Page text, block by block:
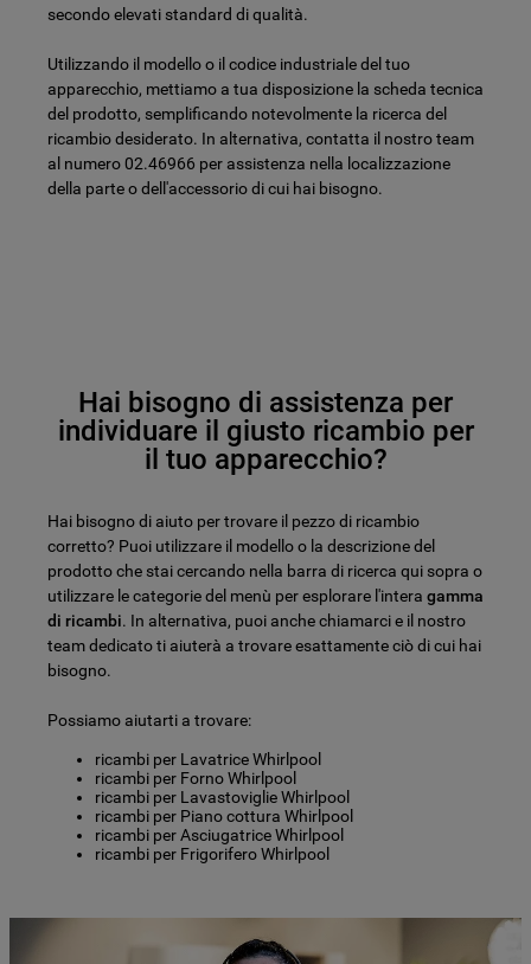
secondo elevati standard di qualità.
Utilizzando il modello o il codice industriale del tuo
apparecchio, mettiamo a tua disposizione la scheda tecnica
del prodotto, semplificando notevolmente la ricerca del
ricambio desiderato. In alternativa, contatta il nostro team
al numero 02.46966 per assistenza nella localizzazione
della parte o dell'accessorio di cui hai bisogno.
Hai bisogno di assistenza per
individuare il giusto ricambio per
il tuo apparecchio?
Hai bisogno di aiuto per trovare il pezzo di ricambio
corretto? Puoi utilizzare il modello o la descrizione del
prodotto che stai cercando nella barra di ricerca qui sopra o
utilizzare le categorie del menù per esplorare l'intera gamma
di ricambi. In alternativa, puoi anche chiamarci e il nostro
team dedicato ti aiuterà a trovare esattamente ciò di cui hai
bisogno.
Possiamo aiutarti a trovare:
ricambi per Lavatrice Whirlpool
ricambi per Forno Whirlpool
ricambi per Lavastoviglie Whirlpool
ricambi per Piano cottura Whirlpool
ricambi per Asciugatrice Whirlpool
ricambi per Frigorifero Whirlpool